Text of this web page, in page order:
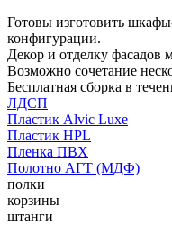
Готовы изготовить
конфигурации.
Декор и отделку
Возможно сочетание
Бесплатная сборка в
ЛДСП
Пластик Alvic Luxe
Пластик HPL
Пленка ПВХ
Полотно АГТ (МДФ)
полки
корзины
штанги